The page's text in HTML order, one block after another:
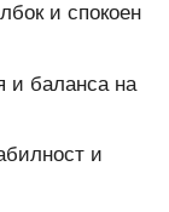
и спокоен
и баланса на
и